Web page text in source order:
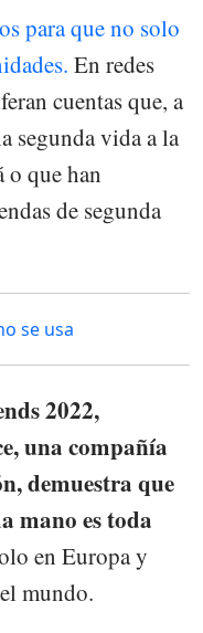
para que no solo
En redes
cuentas que, a
segunda vida a la
o que han
de segunda
se usa
2022,
una compañía
demuestra que
mano es toda
en Europa y
mundo.